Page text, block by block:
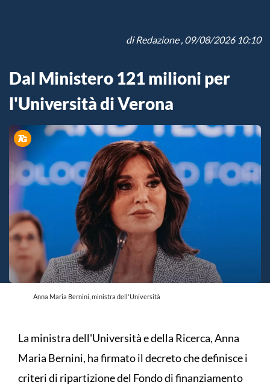
diRedazione, 09/08/2026 10:10
Dal Ministero 121 milioni per
l'Università di Verona
Anna Maria Bernini, ministra dell'Università
La ministra dell'Università e della Ricerca, Anna
Maria Bernini, ha firmato il decreto che definisce i
criteri di ripartizione del Fondo di finanziamento